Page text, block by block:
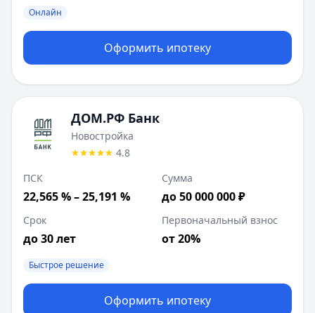
Онлайн
Оформить ипотеку
ДОМ.РФ Банк
Новостройка
4.8
ПСК
22,565 % – 25,191 %
Сумма
до 50 000 000 ₽
Срок
до 30 лет
Первоначальный взнос
от 20%
Быстрое решение
Оформить ипотеку